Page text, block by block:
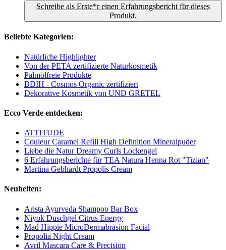
Schreibe als Erste*r einen Erfahrungsbericht für dieses
Produkt.
Beliebte Kategorien:
Natürliche Highlighter
Von der PETA zertifizierte Naturkosmetik
Palmölfreie Produkte
BDIH - Cosmos Organic zertifiziert
Dekorative Kosmetik von UND GRETEL
Ecco Verde entdecken:
ATTITUDE
Couleur Caramel Refill High Definition Mineralpuder
Liebe die Natur Dreamy Curls Lockengel
6 Erfahrungsberichte für TEA Natura Henna Rot "Tizian"
Martina Gebhardt Propolis Cream
Neuheiten:
Arista Ayurveda Shampoo Bar Box
Niyok Duschgel Citrus Energy
Mad Hippie MicroDermabrasion Facial
Propolia Night Cream
Avril Mascara Care & Precision